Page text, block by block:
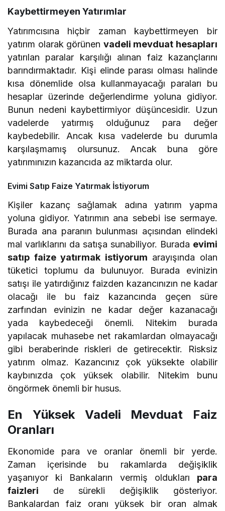
Kaybettirmeyen Yatırımlar
Yatırımcısına hiçbir zaman kaybettirmeyen bir
yatırım olarak görünen vadeli mevduat hesapları
yatırılan paralar karşılığı alınan faiz kazançlarını
barındırmaktadır. Kişi elinde parası olması halinde
kısa dönemlide olsa kullanmayacağı paraları bu
hesaplar üzerinde değerlendirme yoluna gidiyor.
Bunun nedeni kaybettirmiyor düşüncesidir. Uzun
vadelerde yatırmış olduğunuz para değer
kaybedebilir. Ancak kısa vadelerde bu durumla
karşılaşmamış olursunuz. Ancak buna göre
yatırımınızın kazancıda az miktarda olur.
Evimi Satıp Faize Yatırmak İstiyorum
Kişiler kazanç sağlamak adına yatırım yapma
yoluna gidiyor. Yatırımın ana sebebi ise sermaye.
Burada ana paranın bulunması açısından elindeki
mal varlıklarını da satışa sunabiliyor. Burada evimi
satıp faize yatırmak istiyorum arayışında olan
tüketici toplumu da bulunuyor. Burada evinizin
satışı ile yatırdığınız faizden kazancınızın ne kadar
olacağı ile bu faiz kazancında geçen süre
zarfından evinizin ne kadar değer kazanacağı
yada kaybedeceği önemli. Nitekim burada
yapılacak muhasebe net rakamlardan olmayacağı
gibi beraberinde riskleri de getirecektir. Risksiz
yatırım olmaz. Kazancınız çok yüksekte olabilir
kaybınızda çok yüksek olabilir. Nitekim bunu
öngörmek önemli bir husus.
En Yüksek Vadeli Mevduat Faiz
Oranları
Ekonomide para ve oranlar önemli bir yerde.
Zaman içerisinde bu rakamlarda değişiklik
yaşanıyor ki Bankaların vermiş oldukları para
faizleri de sürekli değişiklik gösteriyor.
Bankalardan faiz oranı yüksek bir oran almak